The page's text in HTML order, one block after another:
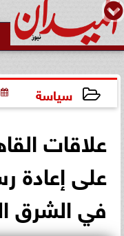
سياسة
علاقات
على إعادة
في الشرق